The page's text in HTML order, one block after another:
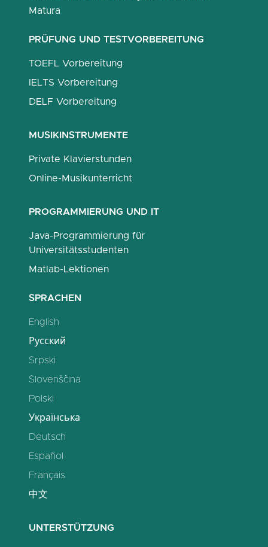
Matura
PRÜFUNG UND TESTVORBEREITUNG
TOEFL Vorbereitung
IELTS Vorbereitung
DELF Vorbereitung
MUSIKINSTRUMENTE
Private Klavierstunden
Online-Musikunterricht
PROGRAMMIERUNG UND IT
Java-Programmierung für
Universitätsstudenten
Matlab-Lektionen
SPRACHEN
English
Русский
Srpski
Slovenščina
Polski
Українська
Deutsch
Español
Français
中文
UNTERSTÜTZUNG